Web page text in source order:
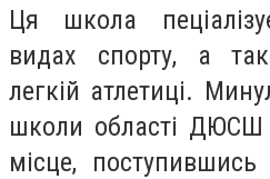
Ця школа
видах спорту, а
легкій атлетиці.
школи області
місце,